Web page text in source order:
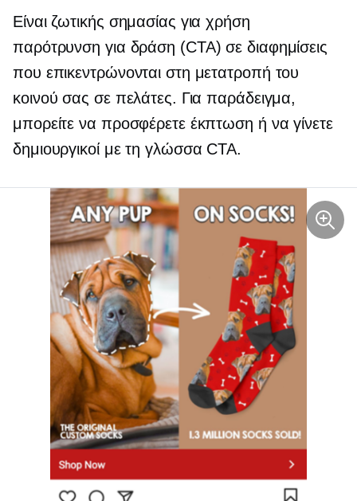
Είναι ζωτικής σημασίας για χρήση
παρότρυνση για δράση (CTA) σε διαφημίσεις
που επικεντρώνονται στη μετατροπή του
κοινού σας σε πελάτες. Για παράδειγμα,
μπορείτε να προσφέρετε έκπτωση ή να γίνετε
δημιουργικοί με τη γλώσσα CTA.